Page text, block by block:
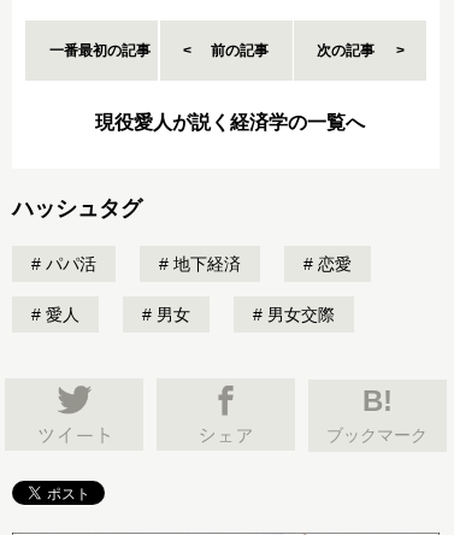
一番最初の記事 前の記事 次の記事
現役愛人が説く経済学の一覧へ
ハッシュタグ
パパ活 地下経済 恋愛
愛人 男女 男女交際
B!
ブックマーク